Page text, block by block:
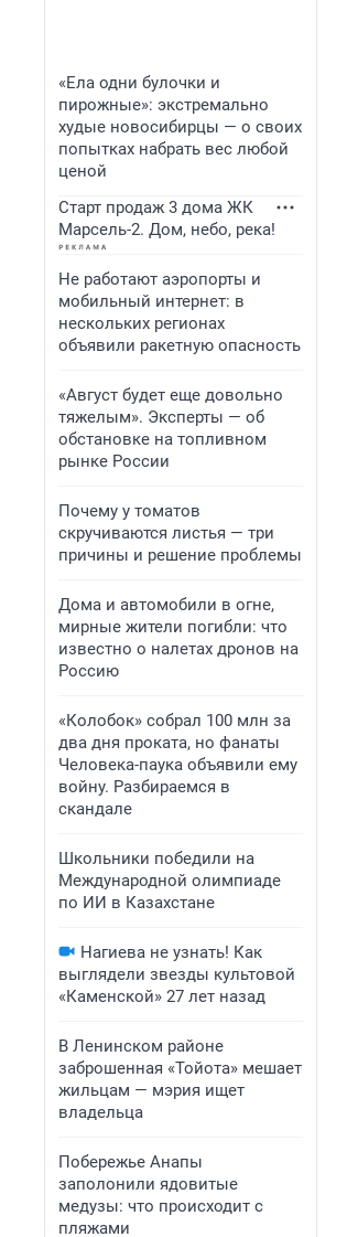
«Ела одни булочки и
пирожные»: экстремально
худые новосибирцы — о своих
попытках набрать вес любой
ценой
Старт продаж 3 дома ЖК
Марсель-2. Дом, небо, река!
Не работают аэропорты и
мобильный интернет: в
нескольких регионах
объявили ракетную опасность
«Август будет еще довольно
тяжелым». Эксперты — об
обстановке на топливном
рынке России
Почему у томатов
скручиваются листья — три
причины и решение проблемы
Дома и автомобили в огне,
мирные жители погибли: что
известно о налетах дронов на
Россию
«Колобок» собрал 100 млн за
два дня проката, но фанаты
Человека-паука объявили ему
войну. Разбираемся в
скандале
Школьники победили на
Международной олимпиаде
по ИИ в Казахстане
Нагиева не узнать! Как
выглядели звезды культовой
«Каменской» 27 лет назад
В Ленинском районе
заброшенная «Тойота» мешает
жильцам — мэрия ищет
владельца
Побережье Анапы
заполонили ядовитые
медузы: что происходит с
пляжами